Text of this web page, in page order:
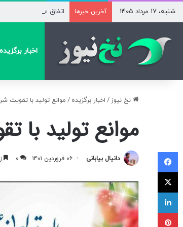
شنبه، ۱۷ مرداد ۱۴۰۵ آخرین خبرها اتفاق عجیب در استقلال؛
اخبار برگزیده
نخ نیوز / اخبار برگزیده / موانع تولید با
موانع تولید
دانیال بیابانی ۰۶ فروردین ۱۴۰۱ ۰
فیسبوک
لینکداین
پینتریست